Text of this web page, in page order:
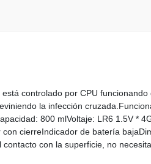
controlado por CPU
la infección
800 mlVoltaje: LR6 1.5V *
cierreIndicador de batería
con la superficie, no